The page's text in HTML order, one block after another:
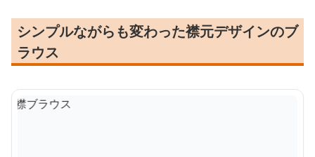
シンプルながらも変わった襟元デザインのブ
ラウス